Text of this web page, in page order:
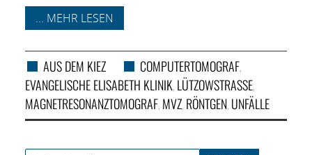
... MEHR LESEN
AUS DEM KIEZ COMPUTERTOMOGRAF,
EVANGELISCHE ELISABETH KLINIK, LÜTZOWSTRASSE ,
MAGNETRESONANZTOMOGRAF, MVZ, RÖNTGEN, UNFÄLLE